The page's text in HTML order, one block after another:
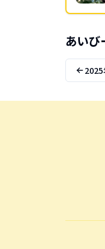
あいび
2025